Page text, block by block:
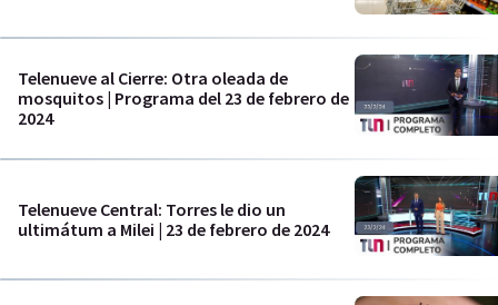
Telenueve al Cierre: Otra oleada de
mosquitos | Programa del 23 de febrero de
2024
Telenueve Central: Torres le dio un
ultimátum a Milei | 23 de febrero de 2024